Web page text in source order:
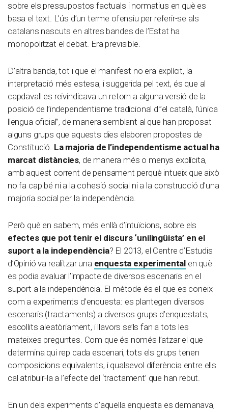
sobre els pressupostos factuals i normatius en què es
basa el text. L’ús d’un terme ofensiu per referir-se als
catalans nascuts en altres bandes de l’Estat ha
monopolitzat el debat. Era previsible.
D’altra banda, tot i que el manifest no era explícit, la
interpretació més estesa, i suggerida pel text, és que al
capdavall es reivindicava un retorn a alguna versió de la
posició de l’independentisme tradicional d'”el català, l’única
llengua oficial”, de manera semblant al que han proposat
alguns grups que aquests dies elaboren propostes de
Constitució. La majoria de l’independentisme actual ha
marcat distàncies, de manera més o menys explícita,
amb aquest corrent de pensament perquè intueix que això
no fa cap bé ni a la cohesió social ni a la construcció d’una
majoria social per la independència.
Però què en sabem, més enllà d’intuïcions, sobre els
efectes que pot tenir el discurs ‘unilingüista’ en el
suport a la independència? El 2013, el Centre d’Estudis
d’Opinió va realitzar una enquesta experimental en què
es podia avaluar l’impacte de diversos escenaris en el
suport a la independència. El mètode és el que es coneix
com a experiments d’enquesta: es plantegen diversos
escenaris (tractaments) a diversos grups d’enquestats,
escollits aleatòriament, i llavors se’ls fan a tots les
mateixes preguntes. Com que és només l’atzar el que
determina qui rep cada escenari, tots els grups tenen
composicions equivalents, i qualsevol diferència entre ells
cal atribuir-la a l’efecte del ‘tractament’ que han rebut.
En un dels experiments d’aquella enquesta es demanava,